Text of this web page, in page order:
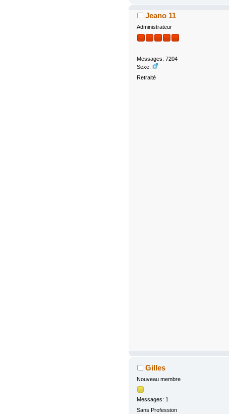
Jeano 11
Administrateur
Messages: 7204
Sexe:
Retraité
Gilles
Nouveau membre
Messages: 1
Sans Profession